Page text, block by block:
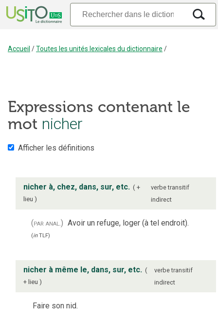
Accueil /Toutes les unités lexicales du dictionnaire /
Expressions contenant le
mot nicher
Afficher les définitions
nicher à, chez, dans, sur, etc.
+
lieu
verbe transitif
indirect
(par anal.) Avoir un refuge, loger (à tel endroit).
(inTLF)
nicher à même le, dans, sur, etc.
+ lieu
verbe transitif
indirect
Faire son nid.